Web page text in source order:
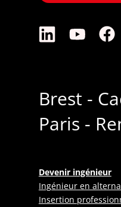
Brest -
Paris -
Devenir ingénieur
Ingénieur en
Insertion